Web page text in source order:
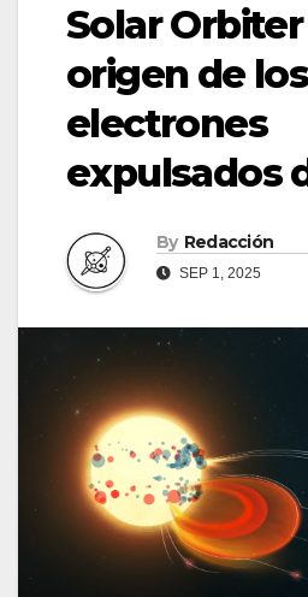
Solar
origen de los
electrones
expulsados
By Redacción
SEP 1, 2025